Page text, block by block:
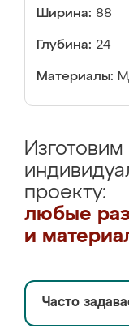
Ширина: 88
Глубина: 24
Материалы:
Изготовим
проекту:
любые
и
Часто